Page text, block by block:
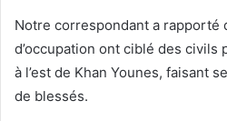
Notre correspondant a rapporté
d’occupation ont ciblé des civils
à l’est de Khan Younes, faisant
de blessés.